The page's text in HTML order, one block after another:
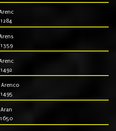
1284
1359
1492
Arenco
1495
Aran
1650